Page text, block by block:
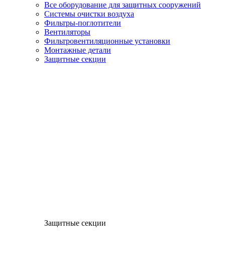
Все оборудование для защитных сооружений
Системы очистки воздуха
Фильтры-поглотители
Вентиляторы
Фильтровентиляционные установки
Монтажные детали
Защитные секции
Защитные секции